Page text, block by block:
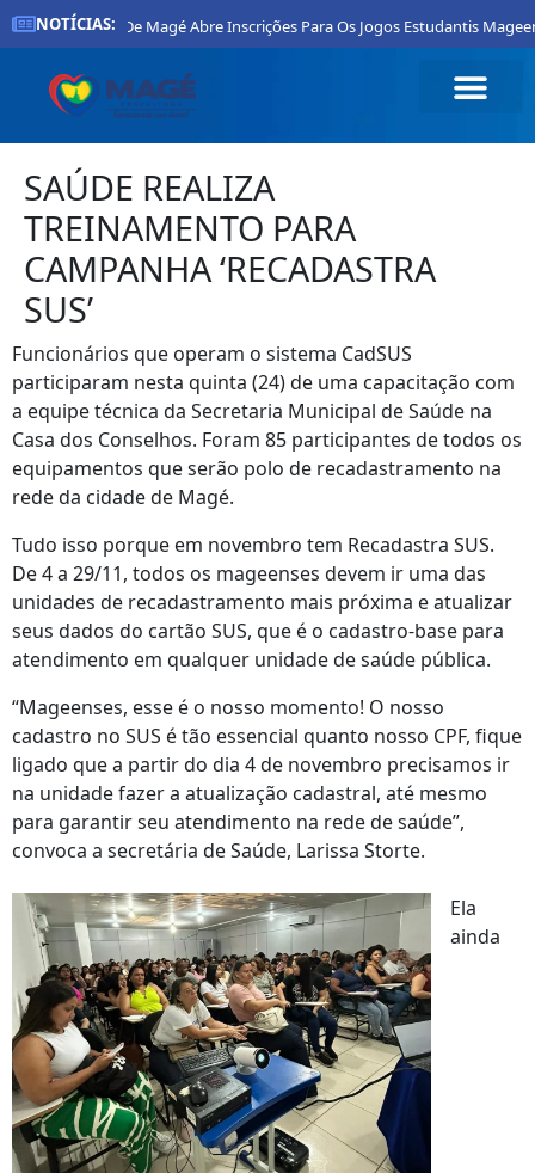
NOTÍCIAS:
Prefeitura De Magé Abre Inscrições Para Os Jogos Estudantis
SAÚDE REALIZA
TREINAMENTO PARA
CAMPANHA ‘RECADASTRA
SUS’
Funcionários que operam o sistema CadSUS
participaram nesta quinta (24) de uma capacitação com
a equipe técnica da Secretaria Municipal de Saúde na
Casa dos Conselhos. Foram 85 participantes de todos os
equipamentos que serão polo de recadastramento na
rede da cidade de Magé.
Tudo isso porque em novembro tem Recadastra SUS.
De 4 a 29/11, todos os mageenses devem ir uma das
unidades de recadastramento mais próxima e atualizar
seus dados do cartão SUS, que é o cadastro-base para
atendimento em qualquer unidade de saúde pública.
“Mageenses, esse é o nosso momento! O nosso
cadastro no SUS é tão essencial quanto nosso CPF, fique
ligado que a partir do dia 4 de novembro precisamos ir
na unidade fazer a atualização cadastral, até mesmo
para garantir seu atendimento na rede de saúde”,
convoca a secretária de Saúde, Larissa Storte.
Ela
ainda